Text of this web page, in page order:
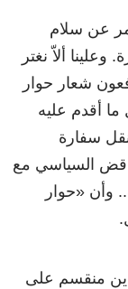
عن سلام
ألاّ نغتر
شعار حوار
ما أقدم عليه
سفارة
السياسي مع
وأن «حوار
دين منقسم على